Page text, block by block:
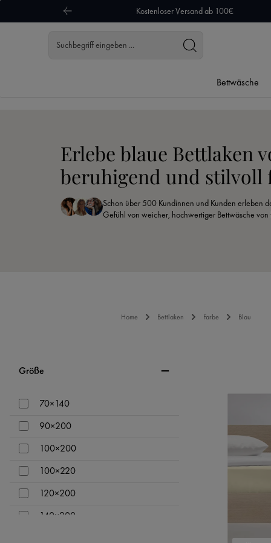
Hauptinhalt springen
Zur Suche springen
Zur Hauptnavigation springenKostenloser Versand ab 100€
Bettwäsche
Erlebe blaue Bettlaken
beruhigend und stilvoll
Schon über 500 Kundinnen und Kunden erleben
Gefühl von weicher, hochwertiger Bettwäsche von
Home Bettlaken Farbe Blau
Größe
70×140
90×200
100×200
100×220
120×200
140×200